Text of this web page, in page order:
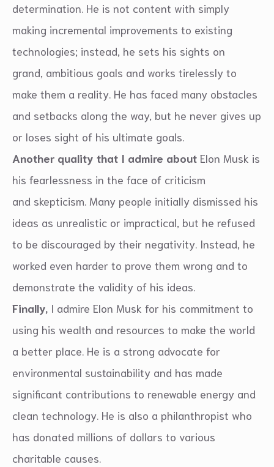
determination. He is not content with simply
making incremental improvements to existing
technologies; instead, he sets his sights on
grand, ambitious goals and works tirelessly to
make them a reality. He has faced many obstacles
and setbacks along the way, but he never gives up
or loses sight of his ultimate goals.
Another quality that I admire about Elon Musk is
his fearlessness in the face of criticism
and skepticism. Many people initially dismissed his
ideas as unrealistic or impractical, but he refused
to be discouraged by their negativity. Instead, he
worked even harder to prove them wrong and to
demonstrate the validity of his ideas.
Finally, I admire Elon Musk for his commitment to
using his wealth and resources to make the world
a better place. He is a strong advocate for
environmental sustainability and has made
significant contributions to renewable energy and
clean technology. He is also a philanthropist who
has donated millions of dollars to various
charitable causes.